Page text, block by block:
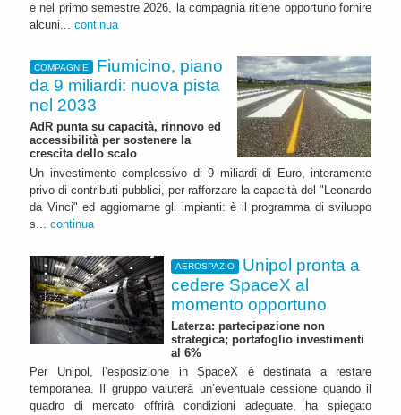
e nel primo semestre 2026, la compagnia ritiene opportuno fornire
alcuni... continua
COMPAGNIE
Fiumicino, piano
da 9 miliardi: nuova pista
nel 2033
AdR punta su capacità, rinnovo ed
accessibilità per sostenere la
crescita dello scalo
Un investimento complessivo di 9 miliardi di Euro, interamente
privo di contributi pubblici, per rafforzare la capacità del "Leonardo
da Vinci" ed aggiornarne gli impianti: è il programma di sviluppo
s... continua
AEROSPAZIO
Unipol pronta a
cedere SpaceX al
momento opportuno
Laterza: partecipazione non
strategica; portafoglio investimenti
al 6%
Per Unipol, l’esposizione in SpaceX è destinata a restare
temporanea. Il gruppo valuterà un’eventuale cessione quando il
quadro di mercato offrirà condizioni adeguate, ha spiegato